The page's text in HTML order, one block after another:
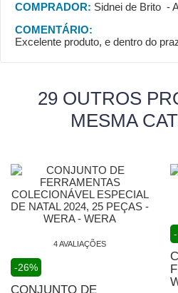
COMPRADOR: Sidnei de Brito -
COMENTÁRIO:
Excelente produto, e dentro do
29 OUTROS
MESMA
4 AVALIAÇÕES
-26%
CONJUNTO DE